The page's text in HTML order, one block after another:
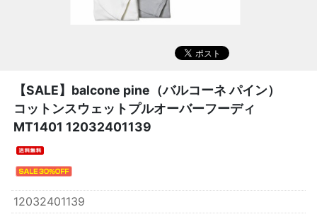
【SALE】 balcone pine（バルコーネ パイン）
コットンスウェットプルオーバーフーディ
MT1401 12032401139
12032401139